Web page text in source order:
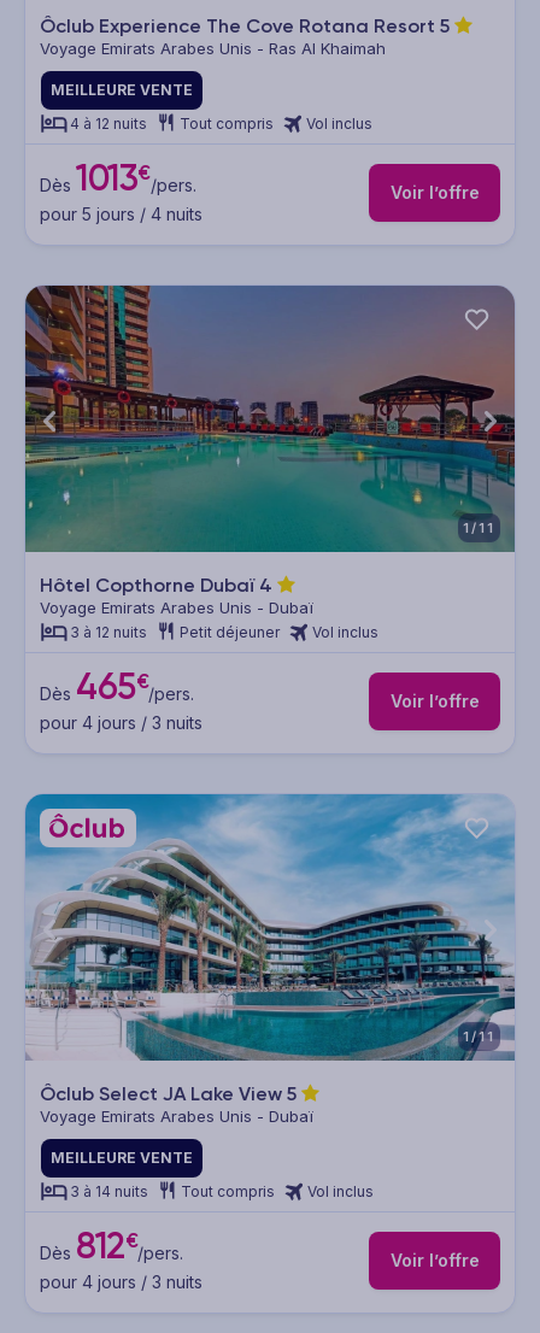
Ôclub Experience The Cove Rotana Resort 5
Voyage Emirats Arabes Unis - Ras Al Khaimah
MEILLEURE VENTE
4 à 12 nuits
Tout compris Vol inclus
Dès 1013€/pers.
pour 5 jours / 4 nuits
Voir l’offre
1/11
Hôtel Copthorne Dubaï 4
Voyage Emirats Arabes Unis - Dubaï
3 à 12 nuits Petit déjeuner Vol inclus
Dès 465€/pers.
pour 4 jours / 3 nuits
Voir l’offre
1/11
Ôclub Select JA Lake View 5
Voyage Emirats Arabes Unis - Dubaï
MEILLEURE VENTE
3 à 14 nuits
Tout compris Vol inclus
Dès 812€/pers.
pour 4 jours / 3 nuits
Voir l’offre